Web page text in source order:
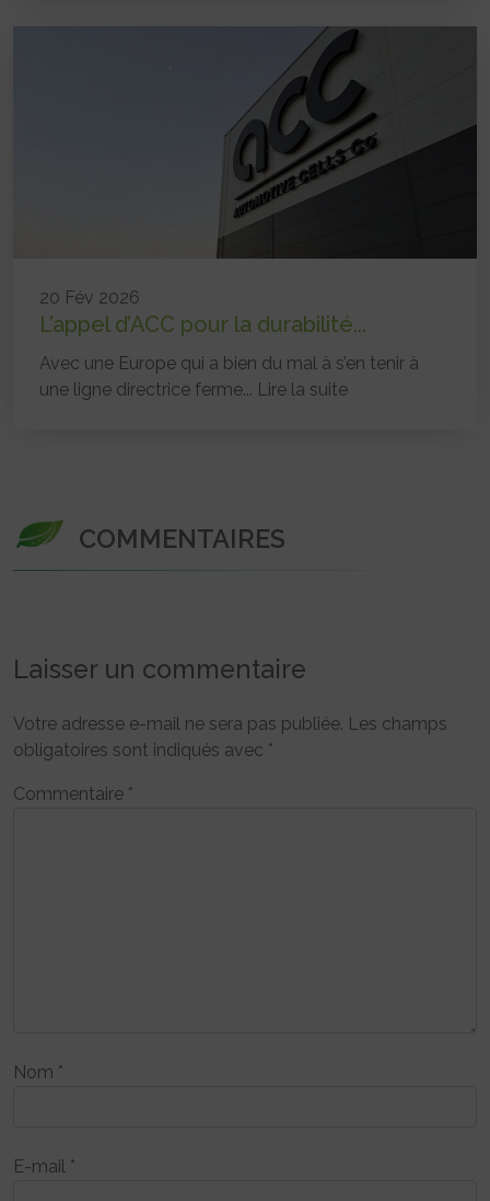
20 Fév 2026
L’appel d’ACC pour la durabilité...
Avec une Europe qui a bien du mal à s’en tenir à
une ligne directrice ferme... Lire la suite
COMMENTAIRES
Laisser un commentaire
Votre adresse e-mail ne sera pas publiée. Les champs
obligatoires sont indiqués avec *
Commentaire *
Nom *
E-mail *